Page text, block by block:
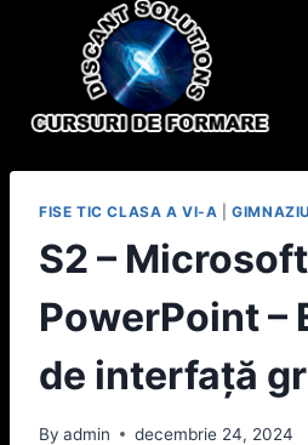
FISE TIC CLASA A VI-A |GIMNAZIU
S2 – Microsoft
PowerPoint –
de interfață
By admin decembrie 24, 2024